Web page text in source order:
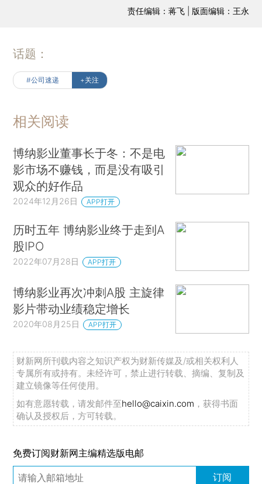
责任编辑：蒋飞 | 版面编辑：王永
话题：
#公司速递 +关注
相关阅读
博纳影业董事长于冬：不是电
影市场不赚钱，而是没有吸引
观众的好作品
2024年12月26日 APP打开
历时五年 博纳影业终于走到A
股IPO
2022年07月28日 APP打开
博纳影业再次冲刺A股 主旋律
影片带动业绩稳定增长
2020年08月25日 APP打开
财新网所刊载内容之知识产权为财新传媒及/或相关权利人
专属所有或持有。未经许可，禁止进行转载、摘编、复制及
建立镜像等任何使用。
如有意愿转载，请发邮件至hello@caixin.com ，获得书面
确认及授权后，方可转载。
免费订阅财新网主编精选版电邮
订阅